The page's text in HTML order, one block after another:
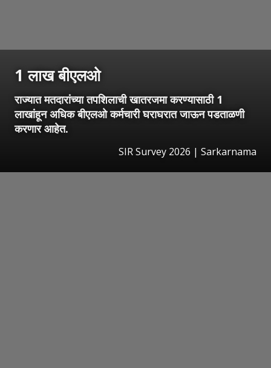
1 लाख बीएलओ
राज्यात मतदारांच्या तपशिलाची खातरजमा करण्यासाठी 1
लाखांहून अधिक बीएलओ कर्मचारी घराघरात जाऊन पडताळणी
करणार आहेत.
SIR Survey 2026 | Sarkarnama